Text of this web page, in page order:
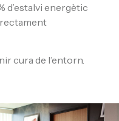
d’estalvi energètic
cura de l’entorn.